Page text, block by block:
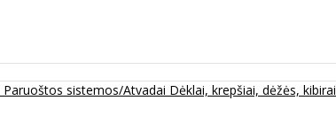
Paruoštos sistemos/Atvadai Dėklai, krepšiai, dėžės, kibirai